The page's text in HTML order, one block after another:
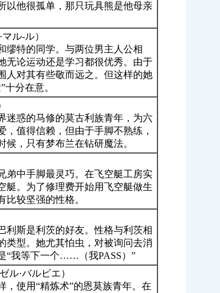
以他很孤单，那只玩具熊是他母亲
ル-ル）
缪特的同学。与两位男主人公相
无论运动还是学习都很优秀。由于
人对其有些敬而远之。但这样的她
分在意。
迷惑的马修的莫古利族青年，为六
，值得信赖，但由于手脚不熟练，
候，只有梦布兰在钻研魔法。
弟中手脚最灵巧。在飞空艇工房实
艇。为了修理费开始用飞空艇做生
比较坚强的性格。
利斯是利茨的好友。性格与利茨相
类型。她尤其怕虫，对被询问去消
“我等下一个……（我PASS）”
ル·バルビエ）
，使用“精炼术”的恩莫族青年。在